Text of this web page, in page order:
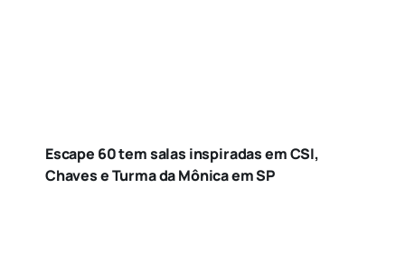
Escape 60 tem salas inspiradas em CSI,
Chaves e Turma da Mônica em SP